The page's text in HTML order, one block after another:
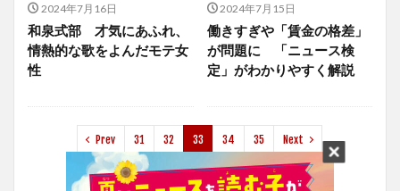
2024年7月16日
和泉式部 才気にあふれ、
情熱的な歌をよんだモテ女
性
2024年7月15日
働きすぎや「賃金の格差」
が問題に 「ニュース検
定」がわかりやすく解説
Prev 31 32 33 34 35 Next